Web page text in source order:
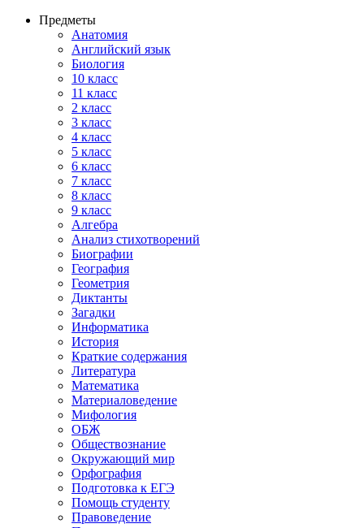
Предметы
Анатомия
Английский язык
Биология
10 класс
11 класс
2 класс
3 класс
4 класс
5 класс
6 класс
7 класс
8 класс
9 класс
Алгебра
Анализ стихотворений
Биографии
География
Геометрия
Диктанты
Загадки
Информатика
История
Краткие содержания
Литература
Математика
Материаловедение
Мифология
ОБЖ
Обществознание
Окружающий мир
Орфография
Подготовка к ЕГЭ
Помощь студенту
Правоведение